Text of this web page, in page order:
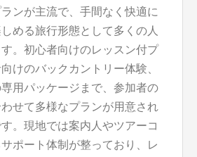
ンが主流で、手間なく快適に
める旅行形態として多くの人
。初心者向けのレッスン付プ
けのバックカントリー体験、
用パッケージまで、参加者の
せて多様なプランが用意され
。現地では案内人やツアーコ
ポート体制が整っており、レ